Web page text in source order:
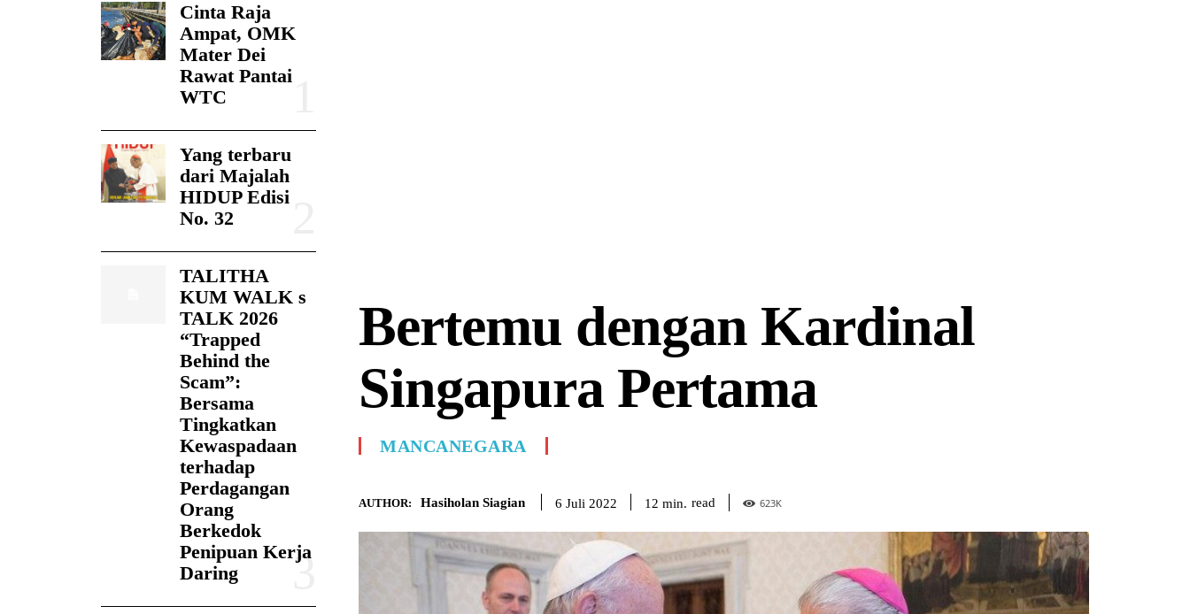
Cinta Raja
Ampat, OMK
Mater Dei
Rawat Pantai
WTC
Yang terbaru
dari Majalah
HIDUP Edisi
No. 32
TALITHA
KUM WALK s
TALK 2026
“Trapped
Behind the
Scam”:
Bersama
Tingkatkan
Kewaspadaan
terhadap
Perdagangan
Orang
Berkedok
Penipuan Kerja
Daring
Bertemu dengan Kardinal
Singapura Pertama
MANCANEGARA
AUTHOR: Hasiholan Siagian 6 Juli 2022 12 min. read 623K